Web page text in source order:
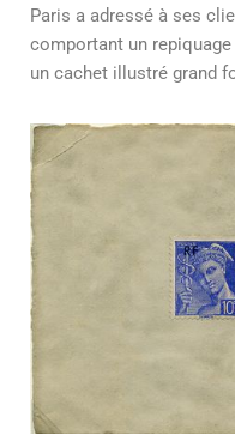
Paris a adressé à ses
comportant un
un cachet illustré grand